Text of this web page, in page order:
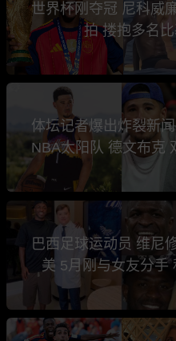
世界杯刚夺冠 尼科威
拍 搂抱多名
体坛记者爆出炸裂新
NBA太阳队 德文布克
巴西足球运动员 维尼
美 5月刚与女友分手